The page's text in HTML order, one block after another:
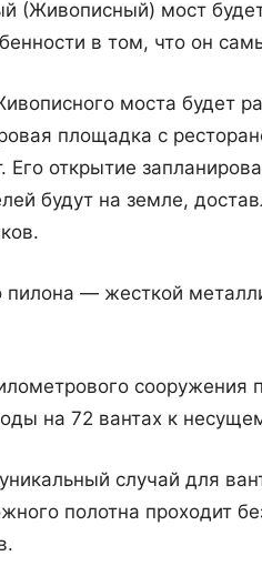
(Живописный) мост
в том, что он
моста будет
площадка с
Его открытие
будут на земле,
пилона — жесткой
на 72 вантах к
случай для
полотна проходит